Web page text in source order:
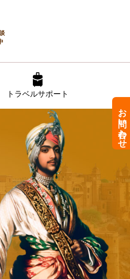
トラベルサポート
お問い合わせ